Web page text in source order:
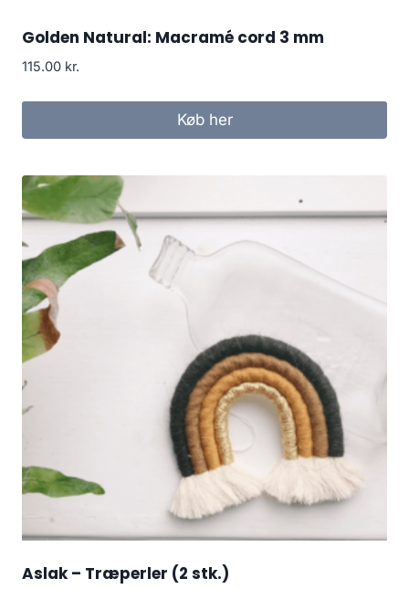
Golden Natural: Macramé cord 3 mm
115.00 kr.
Køb her
Aslak – Træperler (2 stk.)